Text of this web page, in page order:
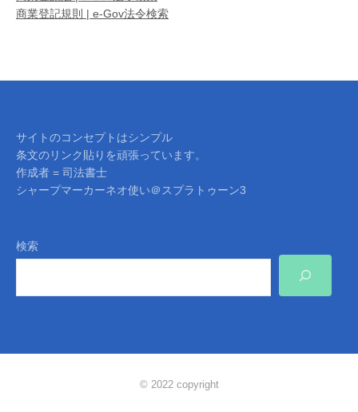
商業登記規則 | e-Gov法令検索
サイトのコンセプトはシンプル
条文のリンク貼りを頑張っています。
作成者 = 司法書士
シャープマーカーネオ使い＠スプラトゥーン3
検索
© 2022 copyright